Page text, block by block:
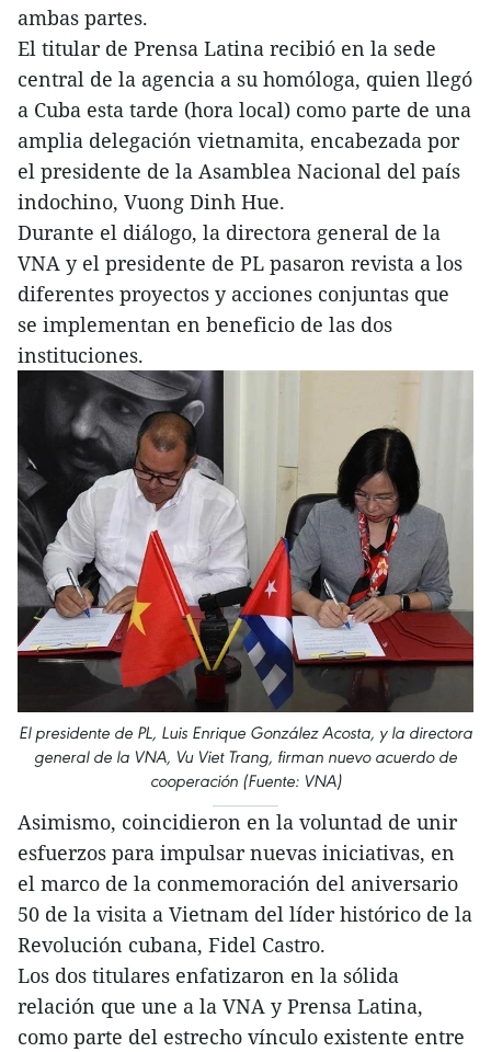
ambas partes.
El titular de Prensa Latina recibió en la sede
central de la agencia a su homóloga, quien llegó
a Cuba esta tarde (hora local) como parte de una
amplia delegación vietnamita, encabezada por
el presidente de la Asamblea Nacional del país
indochino, Vuong Dinh Hue.
Durante el diálogo, la directora general de la
VNA y el presidente de PL pasaron revista a los
diferentes proyectos y acciones conjuntas que
se implementan en beneficio de las dos
instituciones.
El presidente de PL, Luis Enrique González Acosta, y la directora
general de la VNA, Vu Viet Trang, firman nuevo acuerdo de
cooperación (Fuente: VNA)
Asimismo, coincidieron en la voluntad de unir
esfuerzos para impulsar nuevas iniciativas, en
el marco de la conmemoración del aniversario
50 de la visita a Vietnam del líder histórico de la
Revolución cubana, Fidel Castro.
Los dos titulares enfatizaron en la sólida
relación que une a la VNA y Prensa Latina,
como parte del estrecho vínculo existente entre